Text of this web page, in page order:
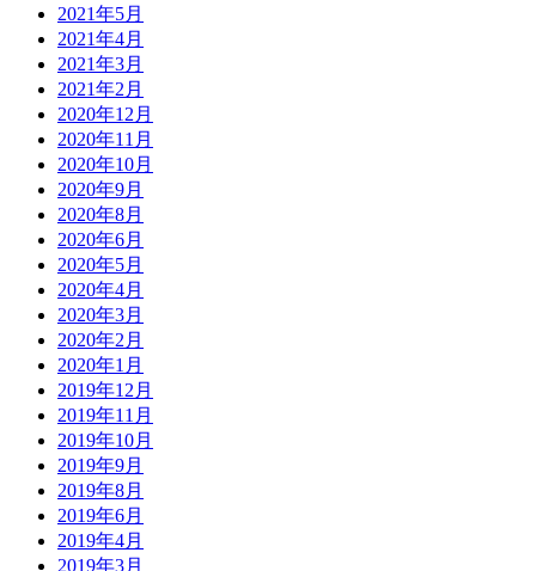
2021年5月
2021年4月
2021年3月
2021年2月
2020年12月
2020年11月
2020年10月
2020年9月
2020年8月
2020年6月
2020年5月
2020年4月
2020年3月
2020年2月
2020年1月
2019年12月
2019年11月
2019年10月
2019年9月
2019年8月
2019年6月
2019年4月
2019年3月